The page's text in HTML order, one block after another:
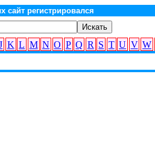
сайт регистрировался
K L M N O P Q R S T U V W